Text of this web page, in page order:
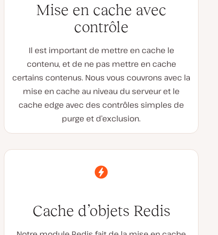
Mise en cache avec
contrôle
Il est important de mettre en cache le
contenu, et de ne pas mettre en cache
certains contenus. Nous vous couvrons avec la
mise en cache au niveau du serveur et le
cache edge avec des contrôles simples de
purge et d’exclusion.
Cache d’objets Redis